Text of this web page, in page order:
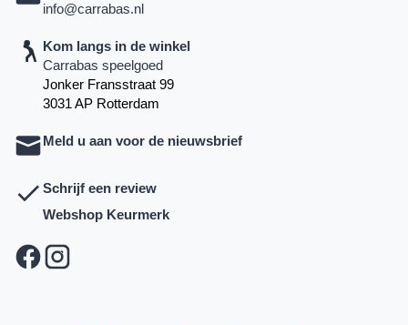
info@carrabas.nl
Kom langs in de winkel
Carrabas speelgoed
Jonker Fransstraat 99
3031 AP Rotterdam
Meld u aan voor de nieuwsbrief
Schrijf een review
Webshop Keurmerk